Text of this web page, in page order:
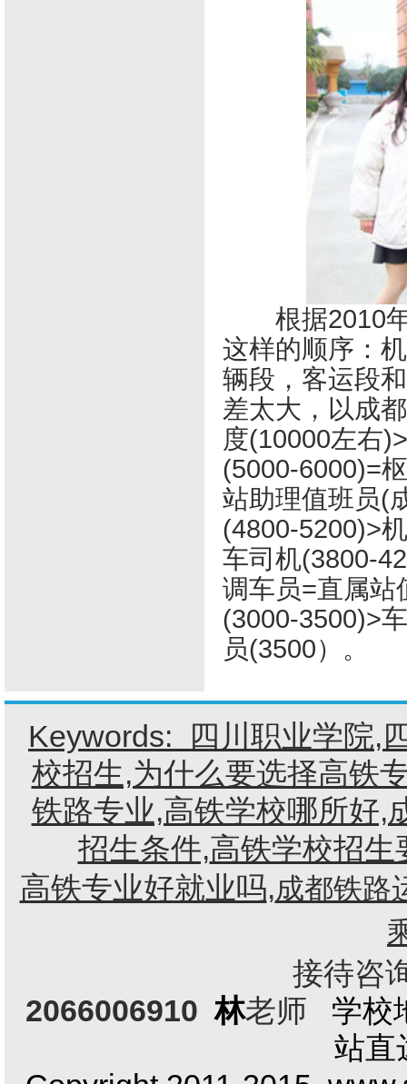
根据2010年
这样的顺序：
辆段，客运段
差太大，以成
度(10000左右
(5000-6000)=
站助理值班员(
(4800-5200)>
车司机(3800-
调车员=直属站
(3000-3500)>
员(3500）。
Keywords: 四川职业学院,
校招生,为什么要选择高铁
铁路专业,高铁学校哪所好,
招生条件,高铁学校招生
高铁专业好就业吗,成都铁路
接待咨询电
2066006910林老师 学校
站直